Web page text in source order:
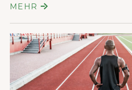
MEHR
Nutzererlebnis zu
Cookies
Alle
Nur notwendige